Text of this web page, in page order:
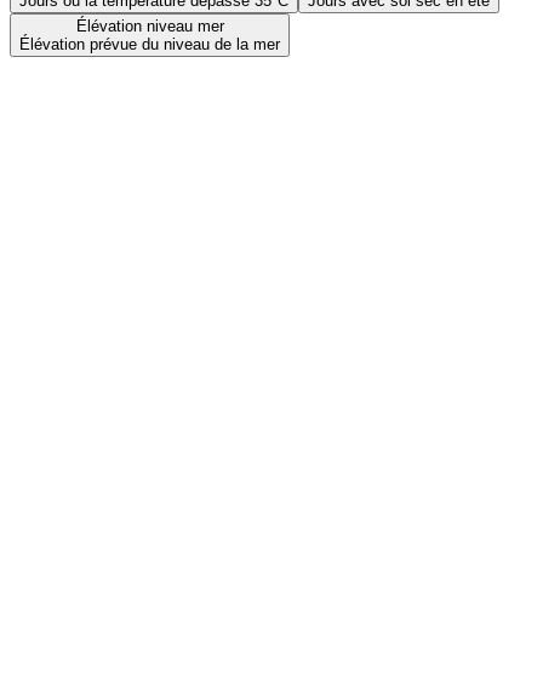
Élévation niveau mer
Élévation prévue du niveau de la mer